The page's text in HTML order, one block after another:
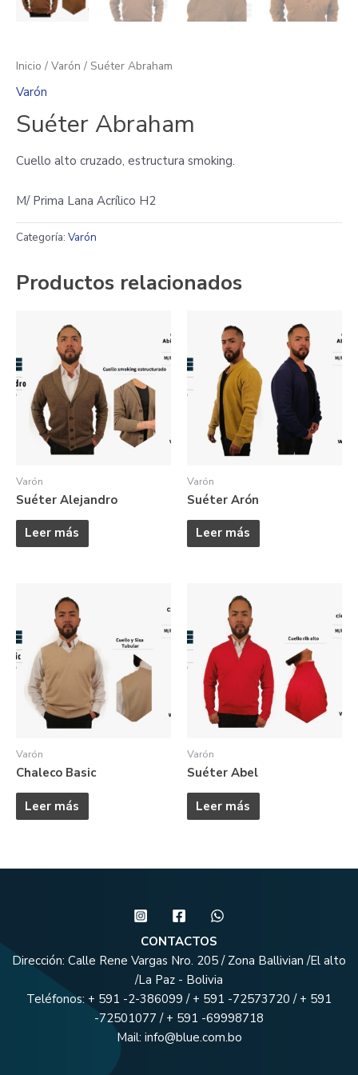
Inicio / Varón / Suéter Abraham
Varón
Suéter Abraham
Cuello alto cruzado, estructura smoking.
M/ Prima Lana Acrílico H2
Categoría: Varón
Productos relacionados
Varón
Suéter Alejandro
Leer más
Varón
Suéter Arón
Leer más
Varón
Chaleco Basic
Leer más
Varón
Suéter Abel
Leer más
CONTACTOS
Dirección: Calle Rene Vargas Nro. 205 / Zona Ballivian /El alto
/La Paz - Bolivia
Teléfonos: + 591 -2-386099 / + 591 -72573720 / + 591
-72501077 / + 591 -69998718
Mail: info@blue.com.bo